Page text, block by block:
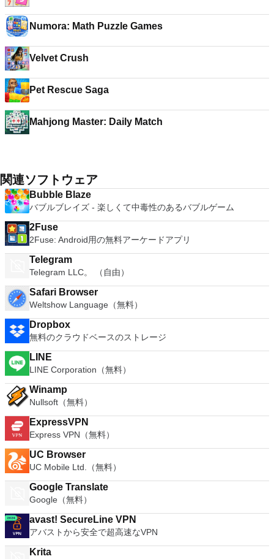
Numora: Math Puzzle Games
Velvet Crush
Pet Rescue Saga
Mahjong Master: Daily Match
関連ソフトウェア
Bubble Blaze
バブルブレイズ - 楽しくて中毒性のあるバブルゲーム
2Fuse
2Fuse: Android用の無料アーケードアプリ
Telegram
Telegram LLC。 （自由）
Safari Browser
Weltshow Language（無料）
Dropbox
無料のクラウドベースのストレージ
LINE
LINE Corporation（無料）
Winamp
Nullsoft（無料）
ExpressVPN
Express VPN（無料）
UC Browser
UC Mobile Ltd.（無料）
Google Translate
Google（無料）
avast! SecureLine VPN
アバストから安全で超高速なVPN
Krita